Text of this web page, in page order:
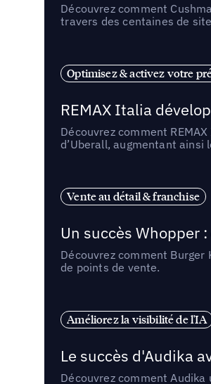
Découvrez comment
travers des centaines de
Optimisez & activez votre
REMAX Italia
Découvrez comment
d’Uberall, augmentant
Vente au détail & franchise
Un succès Whopper
Découvrez comment
de points de vente.
Améliorez la visibilité de l'IA
Le succès d'Audika
Découvrez comment